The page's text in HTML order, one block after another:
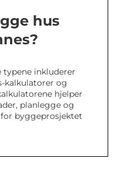
hus
inkluderer
kalkulatorer og
hjelper
planlegge og
byggeprosjektet